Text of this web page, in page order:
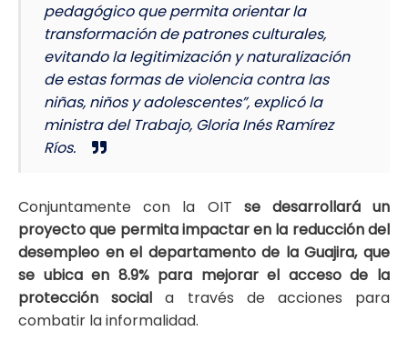
pedagógico que permita orientar la
transformación de patrones culturales,
evitando la legitimización y naturalización
de estas formas de violencia contra las
niñas, niños y adolescentes”, explicó la
ministra del Trabajo, Gloria Inés Ramírez
Ríos.
Conjuntamente con la OIT se desarrollará un
proyecto que permita impactar en la reducción del
desempleo en el departamento de la Guajira, que
se ubica en 8.9% para mejorar el acceso de la
protección social a través de acciones para
combatir la informalidad.